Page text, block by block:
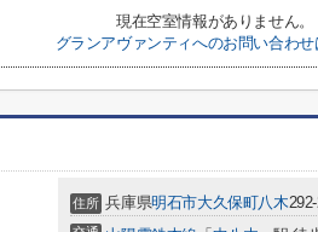
現在空室情報がありません。
グランアヴァンティへのお問い合わせ
住所 兵庫県明石市大久保町八木